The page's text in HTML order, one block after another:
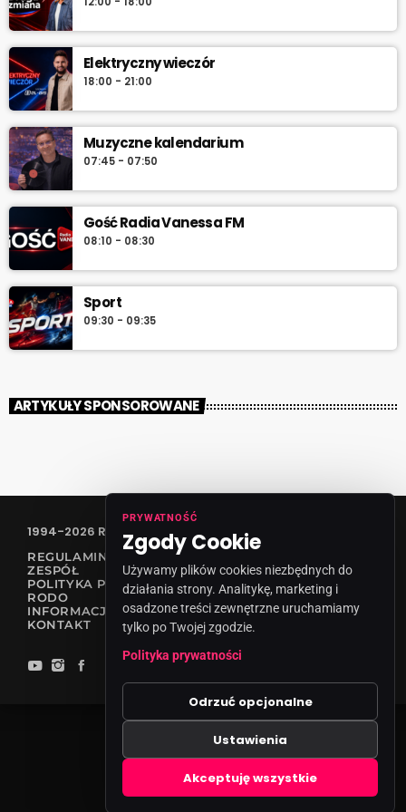
najlepszą muzykę, która towarzyszy od pierwszych chwil dnia aż
Elektryczny wieczór
18:00 - 21:00
Muzyczne kalendarium
07:45 - 07:50
Gość Radia Vanessa FM
08:10 - 08:30
Sport
09:30 - 09:35
ARTYKUŁY SPONSOROWANE
1994-2026 RADIO VANESSA SPÓŁKA Z O.O
REGULAMIN KONKURSÓW
ZESPÓŁ
POLITYKA PRYWATNOŚCI
RODO
INFORMACJA O NADAWCY
KONTAKT
PRYWATNOŚĆ
Zgody Cookie
Używamy plików cookies niezbędnych do
działania strony. Analitykę, marketing i
osadzone treści zewnętrzne uruchamiamy
tylko po Twojej zgodzie.
Polityka prywatności
Odrzuć opcjonalne
Ustawienia
Akceptuję wszystkie
Zgody cookies